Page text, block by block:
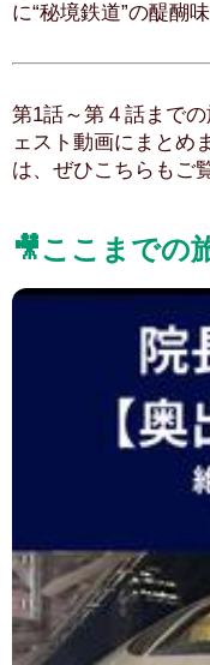
に“秘境鉄道”の醍醐
第1話～第４話まで
ェスト動画にまとめ
は、ぜひこちらもご
🎥ここまでの